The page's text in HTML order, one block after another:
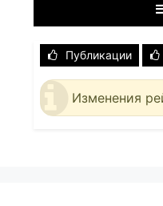
Публикации
Изменения